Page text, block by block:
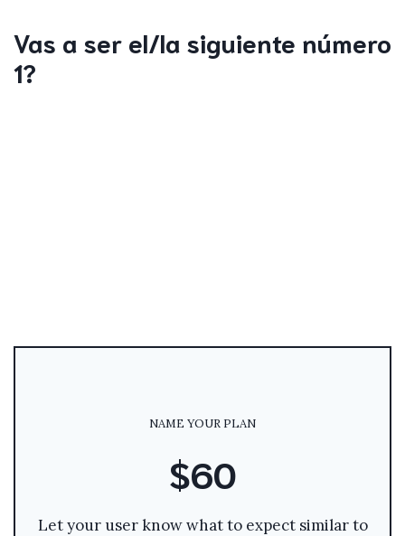
Vas a ser el/la siguiente número
1?
NAME YOUR PLAN
$60
Let your user know what to expect similar to